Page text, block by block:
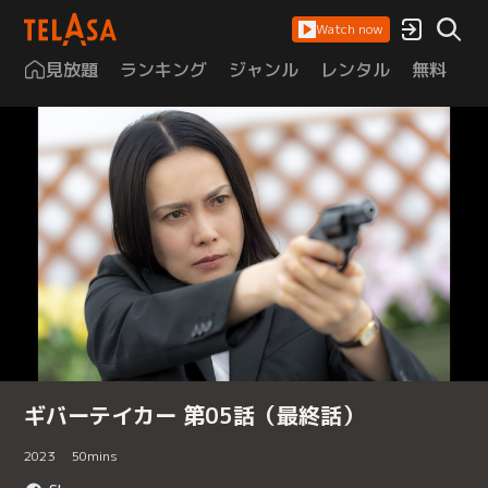
Watch now
見放題 ランキング ジャンル レンタル 無料
ギバーテイカー 第05話（最終話）
2023 50mins